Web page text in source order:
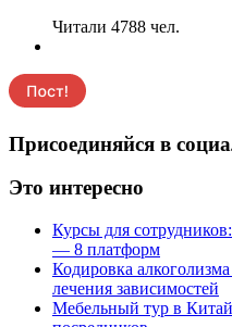
Читали 4788 чел.
Присоединяйся в
Это интересно
Курсы для
— 8 платформ
Кодировка
лечения зависимостей
Мебельный тур в